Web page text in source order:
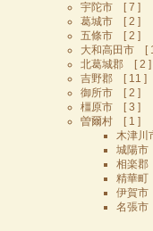
宇陀市 [ 7 ]
葛城市 [ 2 ]
五條市 [ 2 ]
大和高田市 [
北葛城郡 [ 2 ]
吉野郡 [ 11 ]
御所市 [ 2 ]
橿原市 [ 3 ]
曽爾村 [ 1 ]
木津
城陽
相楽
精華
伊賀
名張